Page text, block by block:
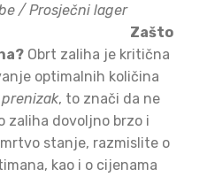
/ Prosječni lager
Zašto
Obrt zaliha je kritična
optimalnih količina
prenizak, to znači da ne
zaliha dovoljno brzo i
stanje, razmislite o
kao i o cijenama